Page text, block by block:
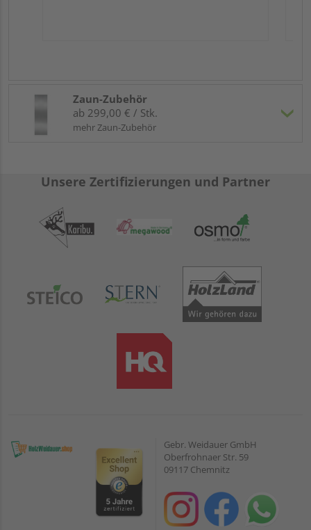
Zaun-Zubehör
ab 299,00 € / Stk.
mehr Zaun-Zubehör
Unsere Zertifizierungen und Partner
Gebr. Weidauer GmbH
Oberfrohnaer Str. 59
09117 Chemnitz